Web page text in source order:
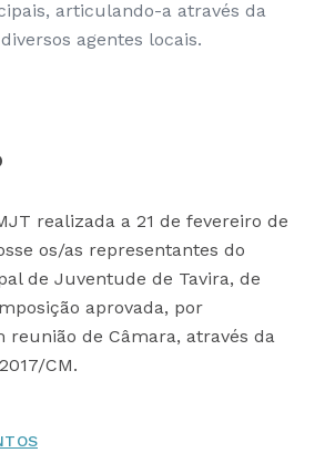
articulando-a através da
agentes locais.
realizada a 21 de fevereiro de
os/as representantes do
de Juventude de Tavira, de
aprovada, por
reunião de Câmara, através da
CM.